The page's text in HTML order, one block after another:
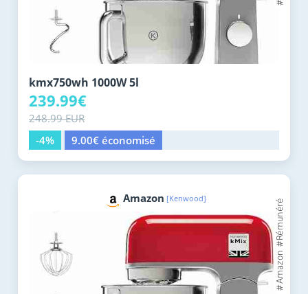
kmx750wh 1000W 5l
239.99€
248.99 EUR
-4%
9.00€ économisé
Amazon [Kenwood]